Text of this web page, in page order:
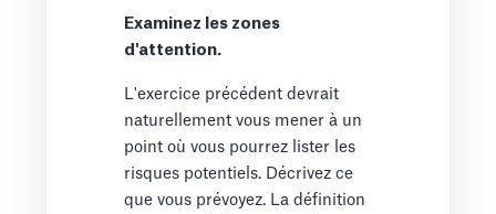
Examinez les zones
d'attention.
L'exercice précédent devrait
naturellement vous mener à un
point où vous pourrez lister les
risques potentiels. Décrivez ce
que vous prévoyez. La définition